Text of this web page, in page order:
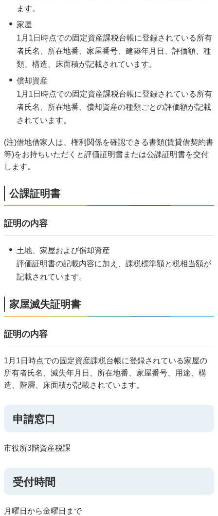
ます。
家屋
1月1日時点での固定資産課税台帳に登録されている所有
者氏名、所在地番、家屋番号、建築年月日、評価額、種
類、構造、床面積が記載されています。
償却資産
1月1日時点での固定資産課税台帳に登録されている所有
者氏名、所在地番、償却資産の種類ごとの評価額が記載
されています。
(注)借地借家人は、権利関係を確認できる書類(賃貸借契約書
等)をお持ちいただくと評価証明書または公課証明書を交付
します。
公課証明書
証明の内容
土地、家屋および償却資産
評価証明書の記載内容に加え、課税標準額と税相当額が
記載されています。
家屋滅失証明書
証明の内容
1月1日時点での固定資産課税台帳に登録されている家屋の
所有者氏名、滅失年月日、所在地番、家屋番号、用途、構
造、階層、床面積が記載されています。
申請窓口
市役所3階資産税課
受付時間
月曜日から金曜日まで